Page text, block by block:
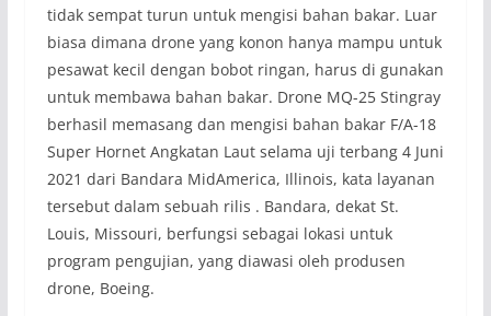
tidak sempat turun untuk mengisi bahan bakar. Luar
biasa dimana drone yang konon hanya mampu untuk
pesawat kecil dengan bobot ringan, harus di gunakan
untuk membawa bahan bakar. Drone MQ-25 Stingray
berhasil memasang dan mengisi bahan bakar F/A-18
Super Hornet Angkatan Laut selama uji terbang 4 Juni
2021 dari Bandara MidAmerica, Illinois, kata layanan
tersebut dalam sebuah rilis . Bandara, dekat St.
Louis, Missouri, berfungsi sebagai lokasi untuk
program pengujian, yang diawasi oleh produsen
drone, Boeing.